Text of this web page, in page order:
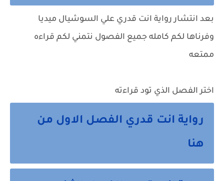
بعد انتشار رواية انت قدري علي السوشيال ميديا
وفرناها لكم كامله جميع الفصول نتمني لكم قراءه
ممتعه
اختر الفصل الذي تود قراءته
رواية انت قدري الفصل الاول من
هنا